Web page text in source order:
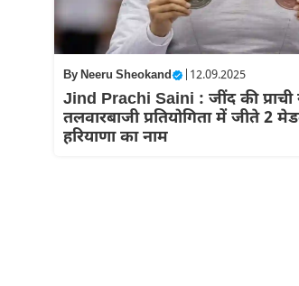
ByNeeru Sheokand | 12.09.2025
Jind Prachi Saini : जींद की प्राची
तलवारबाजी प्रतियोगिता में जीते 2
हरियाणा का नाम